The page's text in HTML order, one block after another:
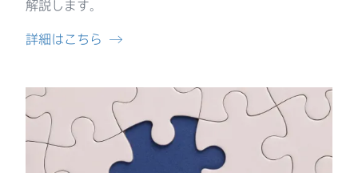
解説します。
詳細は​こちら